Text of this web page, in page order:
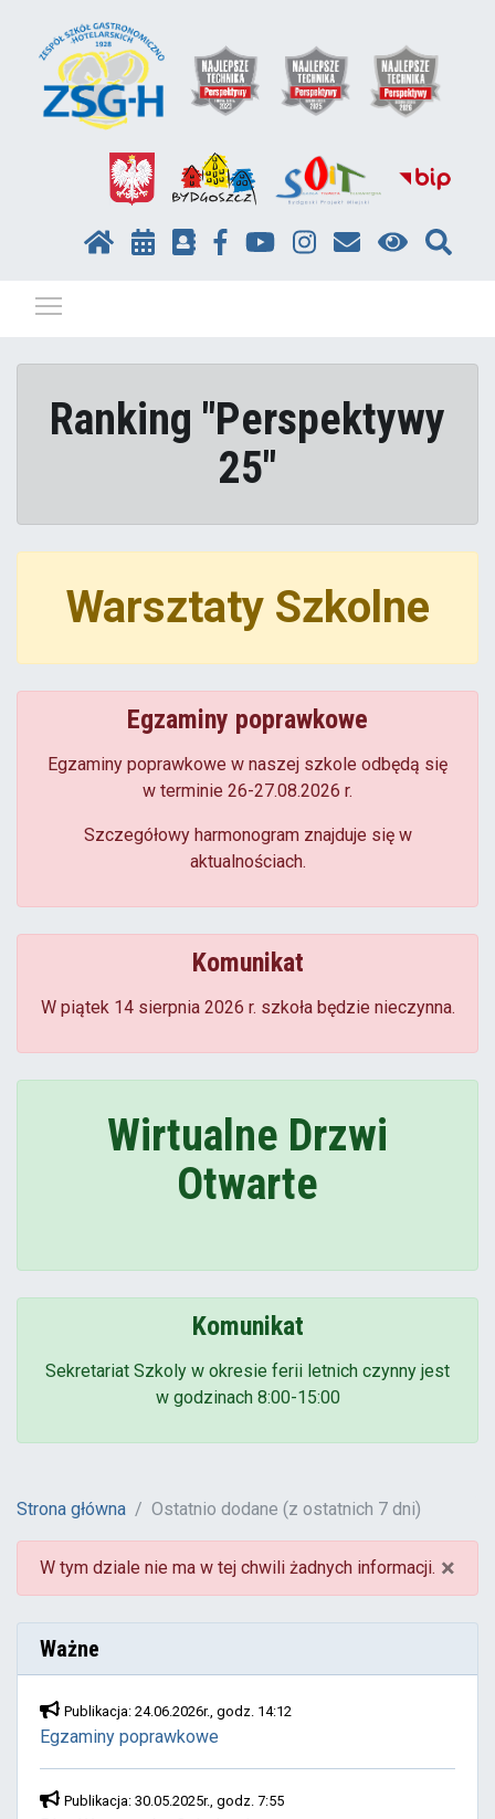
Ranking "Perspektywy
25"
Warsztaty Szkolne
Egzaminy poprawkowe
Egzaminy poprawkowe w naszej szkole odbędą się
w terminie 26-27.08.2026 r.
Szczegółowy harmonogram znajduje się w
aktualnościach.
Komunikat
W piątek 14 sierpnia 2026 r. szkoła będzie nieczynna.
Wirtualne Drzwi
Otwarte
Komunikat
Sekretariat Szkoly w okresie ferii letnich czynny jest
w godzinach 8:00-15:00
Strona główna Ostatnio dodane (z ostatnich 7 dni)
×
W tym dziale nie ma w tej chwili żadnych informacji.
Ważne
Publikacja: 24.06.2026r., godz. 14:12
Egzaminy poprawkowe
Publikacja: 30.05.2025r., godz. 7:55